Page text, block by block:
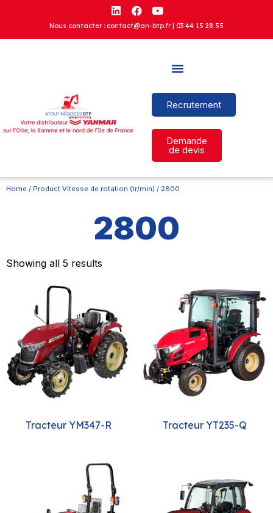
Nous contacter : contact@an-btp.fr | 03 44 15 28 55
Recrutement
Demande
de devis
Home / Product Vitesse de rotation (tr/min) / 2800
2800
Showing all 5 results
Tracteur YM347-R Tracteur YT235-Q